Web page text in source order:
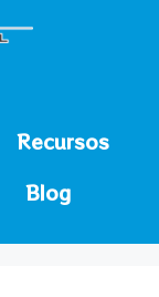
Recursos
Blog